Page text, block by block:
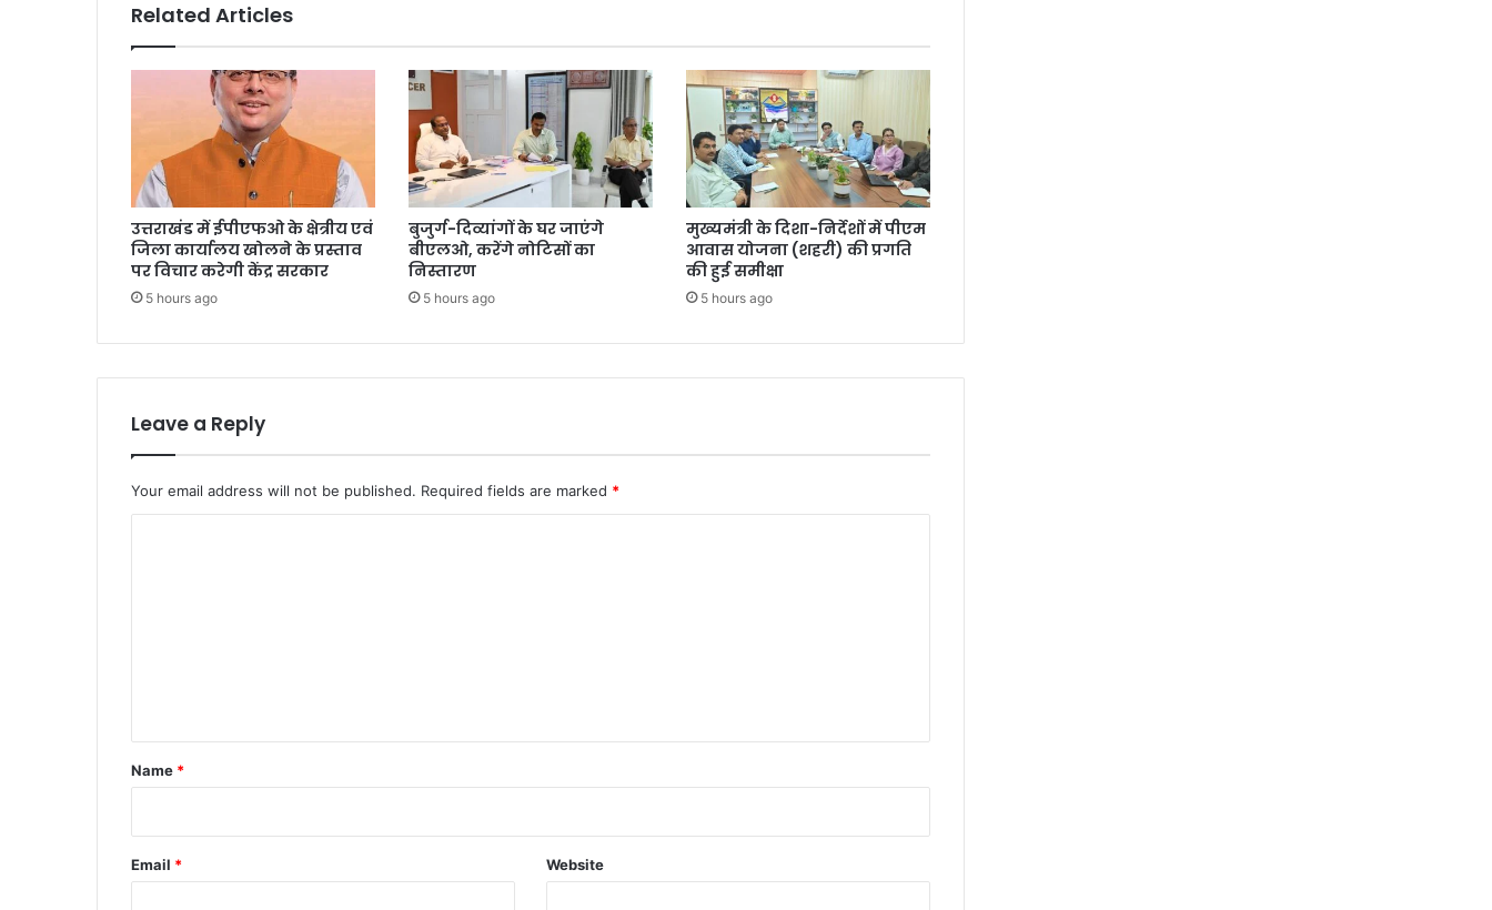
Related Articles
उत्तराखंड में ईपीएफओ के क्षेत्रीय एवं
जिला कार्यालय खोलने के प्रस्ताव
पर विचार करेगी केंद्र सरकार
5 hours ago
बुजुर्ग-दिव्यांगों के घर जाएंगे
बीएलओ, करेंगे नोटिसों का
निस्तारण
5 hours ago
मुख्यमंत्री के दिशा-निर्देशों में पीएम
आवास योजना (शहरी) की प्रगति
की हुई समीक्षा
5 hours ago
Leave a Reply
Your email address will not be published. Required fields are marked *
*
Name *
Email * Website